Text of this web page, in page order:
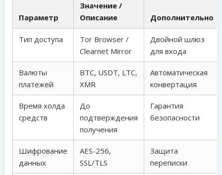
Параметр
Значение /
Описание
Дополнительно
Тип доступа
Tor Browser /
Clearnet Mirror
Двойной шлюз
для входа
Валюты
платежей
BTC, USDT, LTC,
XMR
Автоматическая
конвертация
Время холда
средств
До
подтверждения
получения
Гарантия
безопасности
Шифрование
данных
AES-256,
SSL/TLS
Защита
переписки